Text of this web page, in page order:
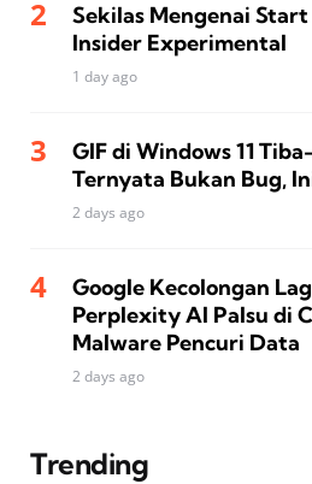
Sekilas Mengenai
Insider Experimental
1 day ago
GIF di Windows 11
Ternyata Bukan Bug,
2 days ago
Google Kecolongan
Perplexity AI Palsu di
Malware Pencuri Data
2 days ago
Trending